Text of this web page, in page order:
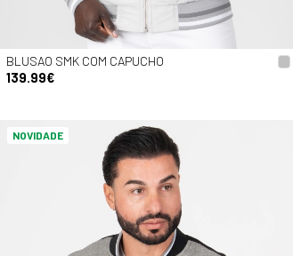
BLUSAO SMK COM CAPUCHO
139.99€
NOVIDADE